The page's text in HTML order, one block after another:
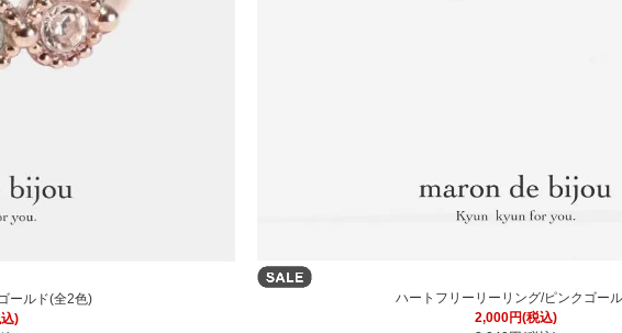
ールド(全2色)
)
ハートフリーリーリング/ピンクゴー
2,000円(税込)